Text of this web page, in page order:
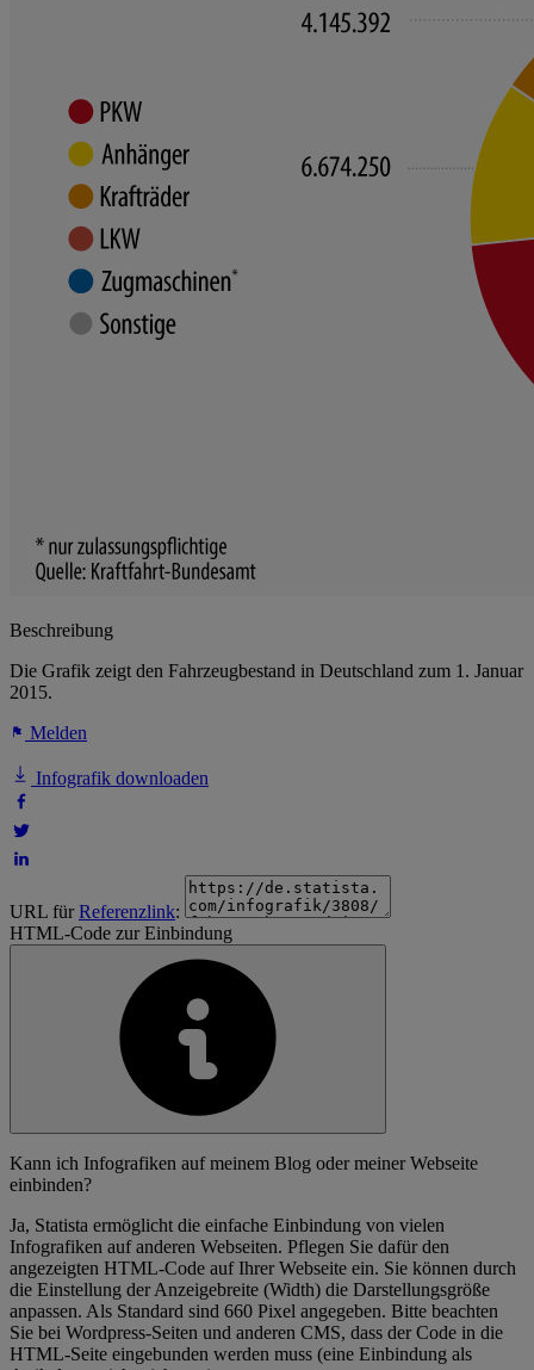
Beschreibung
Die Grafik zeigt den Fahrzeugbestand in Deutschland zum 1. Januar
2015.
Melden
Infografik downloaden
URL fürReferenzlink:
HTML-Code zur Einbindung
Kann ich Infografiken auf meinem Blog oder meiner Webseite
einbinden?
Ja, Statista ermöglicht die einfache Einbindung von vielen
Infografiken auf anderen Webseiten. Pflegen Sie dafür den
angezeigten HTML-Code auf Ihrer Webseite ein. Sie können durch
die Einstellung der Anzeigebreite (Width) die Darstellungsgröße
anpassen. Als Standard sind 660 Pixel angegeben. Bitte beachten
Sie bei Wordpress-Seiten und anderen CMS, dass der Code in die
HTML-Seite eingebunden werden muss (eine Einbindung als